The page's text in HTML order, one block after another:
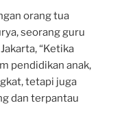
orang tua
seorang guru
“Ketika
pendidikan anak,
tetapi juga
dan terpantau